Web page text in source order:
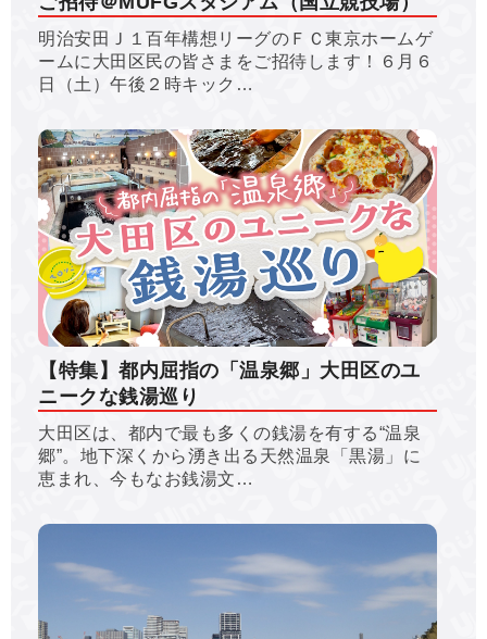
明治安田Ｊ１百年構想リーグのＦＣ東京ホームゲ
ームに大田区民の皆さまをご招待します！６月６
日（土）午後２時キック…
【特集】都内屈指の「温泉郷」大田区のユ
ニークな銭湯巡り
大田区は、都内で最も多くの銭湯を有する“温泉
郷”。地下深くから湧き出る天然温泉「黒湯」に
恵まれ、今もなお銭湯文…